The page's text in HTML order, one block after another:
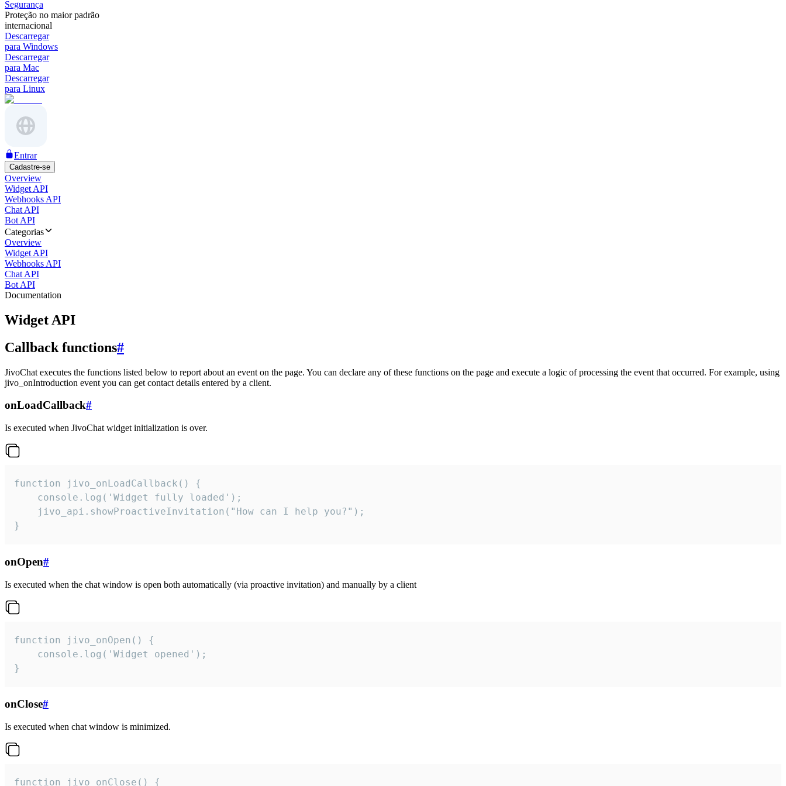
Segurança
Proteção no maior padrão
internacional
Descarregar
para Windows
Descarregar
para Mac
Descarregar
para Linux
Entrar
Cadastre-se
Overview
Widget API
Webhooks API
Chat API
Bot API
Categorias
Overview
Widget API
Webhooks API
Chat API
Bot API
Documentation
Widget API
Callback functions#
JivoChat executes the functions listed below to report about an event on the page. You can declare any of these functions on the page and execute a logic of processing the event that occurred. For example, using
jivo_onIntroduction event you can get contact details entered by a client.
onLoadCallback#
Is executed when JivoChat widget initialization is over.
function jivo_onLoadCallback() {
    console.log('Widget fully loaded');
    jivo_api.showProactiveInvitation("How can I help you?");
}
onOpen#
Is executed when the chat window is open both automatically (via proactive invitation) and manually by a client
function jivo_onOpen() {
    console.log('Widget opened');
}
onClose#
Is executed when chat window is minimized.
function jivo_onClose() {